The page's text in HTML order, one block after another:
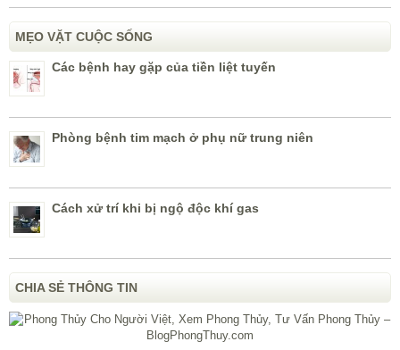
MẸO VẶT CUỘC SỐNG
Các bệnh hay gặp của tiền liệt tuyến
Phòng bệnh tim mạch ở phụ nữ trung niên
Cách xử trí khi bị ngộ độc khí gas
CHIA SẺ THÔNG TIN